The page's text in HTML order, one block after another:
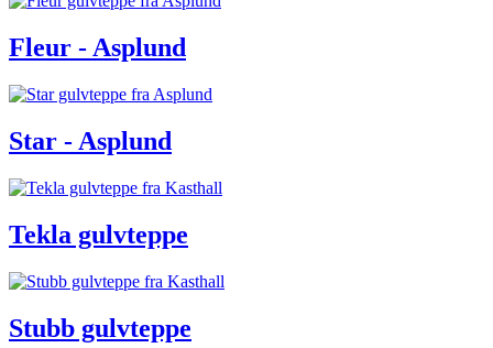
Fleur - Asplund
Star - Asplund
Tekla gulvteppe
Stubb gulvteppe